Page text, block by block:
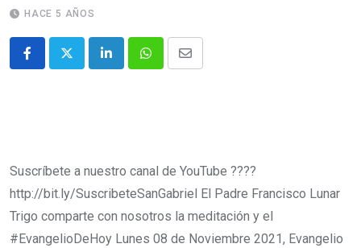
HACE 5 AÑOS
Suscríbete a nuestro canal de YouTube ????
http://bit.ly/SuscribeteSanGabriel El Padre Francisco Lunar
Trigo comparte con nosotros la meditación y el
#EvangelioDeHoy Lunes 08 de Noviembre 2021, Evangelio